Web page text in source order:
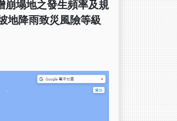
崩塌地之發生頻率及規
地降雨致災風險等級